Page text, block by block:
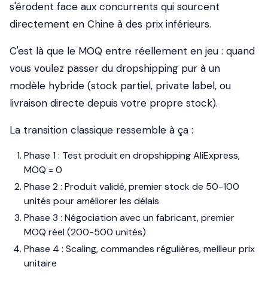
s'érodent face aux concurrents qui sourcent
directement en Chine à des prix inférieurs.
C'est là que le MOQ entre réellement en jeu : quand
vous voulez passer du dropshipping pur à un
modèle hybride (stock partiel, private label, ou
livraison directe depuis votre propre stock).
La transition classique ressemble à ça :
Phase 1 : Test produit en dropshipping AliExpress,
MOQ = 0
Phase 2 : Produit validé, premier stock de 50-100
unités pour améliorer les délais
Phase 3 : Négociation avec un fabricant, premier
MOQ réel (200-500 unités)
Phase 4 : Scaling, commandes régulières, meilleur prix
unitaire